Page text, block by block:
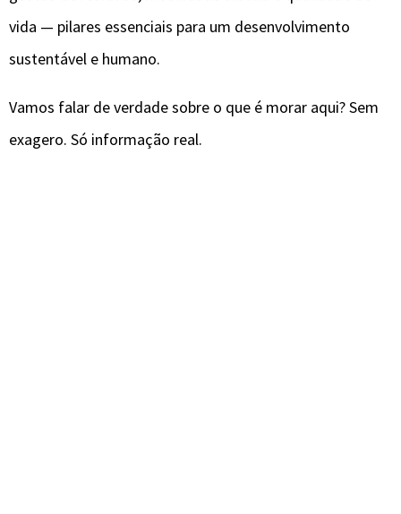
vida — pilares essenciais para um desenvolvimento
sustentável e humano.
Vamos falar de verdade sobre o que é morar aqui? Sem
exagero. Só informação real.